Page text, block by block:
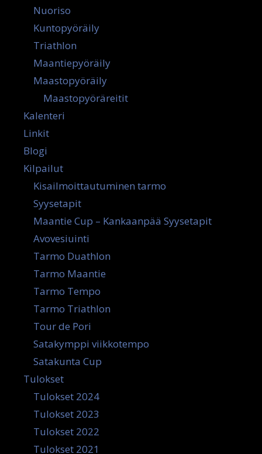
Nuoriso
Kuntopyöräily
Triathlon
Maantiepyöräily
Maastopyöräily
Maastopyöräreitit
Kalenteri
Linkit
Blogi
Kilpailut
Kisailmoittautuminen tarmo
Syysetapit
Maantie Cup – Kankaanpää Syysetapit
Avovesiuinti
Tarmo Duathlon
Tarmo Maantie
Tarmo Tempo
Tarmo Triathlon
Tour de Pori
Satakymppi viikkotempo
Satakunta Cup
Tulokset
Tulokset 2024
Tulokset 2023
Tulokset 2022
Tulokset 2021